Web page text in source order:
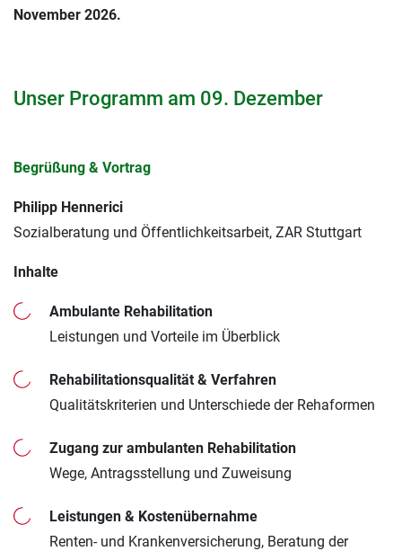
November 2026.
Unser Programm am 09. Dezember
Begrüßung & Vortrag
Philipp Hennerici
Sozialberatung und Öffentlichkeitsarbeit, ZAR Stuttgart
Inhalte
Ambulante Rehabilitation
Leistungen und Vorteile im Überblick
Rehabilitationsqualität & Verfahren
Qualitätskriterien und Unterschiede der Rehaformen
Zugang zur ambulanten Rehabilitation
Wege, Antragsstellung und Zuweisung
Leistungen & Kostenübernahme
Renten- und Krankenversicherung, Beratung der